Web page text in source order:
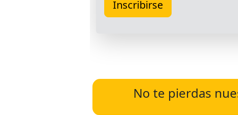
No te pierdas